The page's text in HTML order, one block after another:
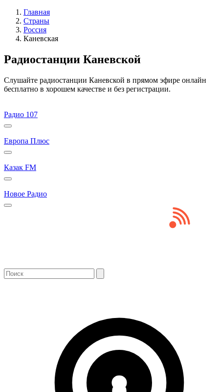
Главная
Страны
Россия
Каневская
Радиостанции Каневской
Слушайте радиостанции Каневской в прямом эфире онлайн
бесплатно в хорошем качестве и без регистрации.
Радио 107
Европа Плюс
Казак FM
Новое Радио